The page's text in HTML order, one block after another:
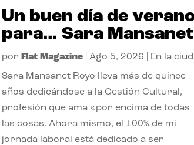
Un buen día de
para… Sara Mansanet
por Flat Magazine| Ago 5, 2026 En la
Sara Mansanet Royo lleva más de quince
años dedicándose a la Gestión Cultural,
profesión que ama «por encima de todas
las cosas. Ahora mismo, el 100% de mi
jornada laboral está dedicado a ser